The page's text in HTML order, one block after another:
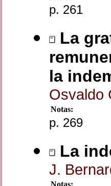
p. 261
La
la
Osvaldo
Notas:
p. 269
La
J.
Notas: